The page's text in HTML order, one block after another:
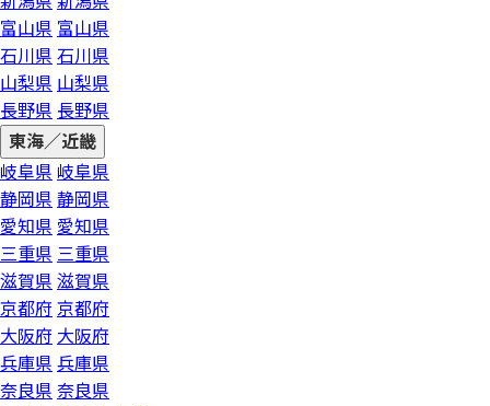
富山県 富山県
石川県 石川県
山梨県 山梨県
長野県 長野県
東海／近畿
岐阜県 岐阜県
静岡県 静岡県
愛知県 愛知県
三重県 三重県
滋賀県 滋賀県
京都府 京都府
大阪府 大阪府
兵庫県 兵庫県
奈良県 奈良県